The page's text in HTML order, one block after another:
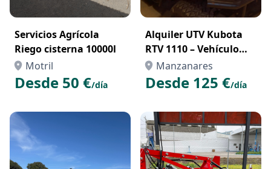
Servicios Agrícola
Riego cisterna 10000l
Motril
Desde 50 €/día
Alquiler UTV Kubota
RTV 1110 – Vehículo
Todoterreno
Profesional para
Trabajos en el Campo o
Manzanares
Desde 125 €/día